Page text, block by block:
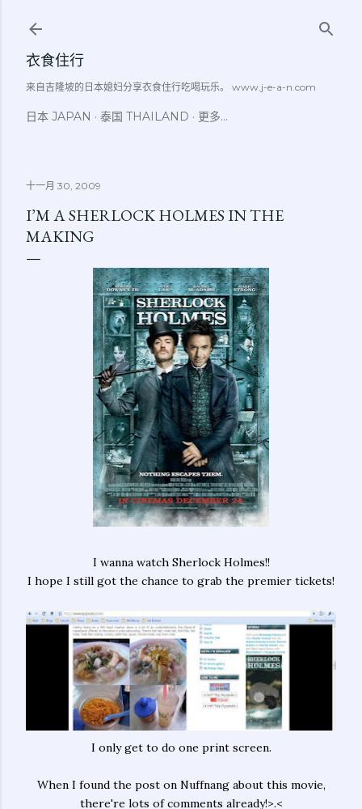
衣食住行
来自吉隆坡的日本媳妇分享衣食住行吃喝玩乐。 www.j-e-a-n.com
日本 JAPAN 泰国 THAILAND 更多…
十一月 30, 2009
I’M A SHERLOCK HOLMES IN THE
MAKING
I wanna watch Sherlock Holmes!!
I hope I still got the chance to grab the premier tickets!
I only get to do one print screen.
When I found the post on Nuffnang about this movie,
there're lots of comments already!>.<